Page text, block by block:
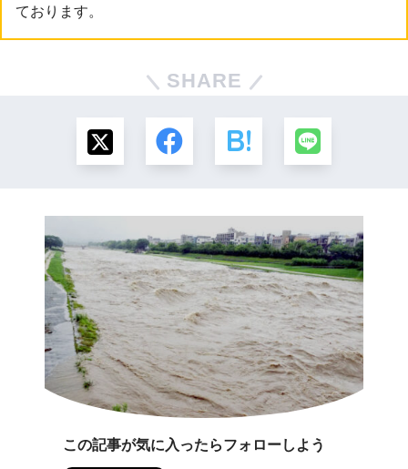
ております。
SHARE
この記事が気に入ったらフォローしよう